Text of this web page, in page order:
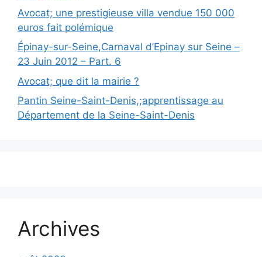
Avocat; une prestigieuse villa vendue 150 000
euros fait polémique
Épinay-sur-Seine,Carnaval d’Epinay sur Seine –
23 Juin 2012 – Part. 6
Avocat; que dit la mairie ?
Pantin Seine-Saint-Denis,;apprentissage au
Département de la Seine-Saint-Denis
Archives